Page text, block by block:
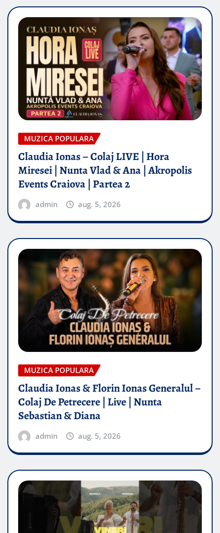
MUZICA POPULARA
Claudia Ionas – Colaj LIVE | Hora
Miresei | Nunta Vlad & Ana | Akropolis
Events Craiova | Partea 2
admin aug. 5, 2026
MUZICA POPULARA
Claudia Ionas & Florin Ionas Generalul –
Colaj De Petrecere | Live | Nunta
Sebastian & Diana
admin aug. 5, 2026